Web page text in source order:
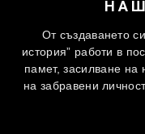
От създаването
история” работи в
памет, засилване на
на забравени